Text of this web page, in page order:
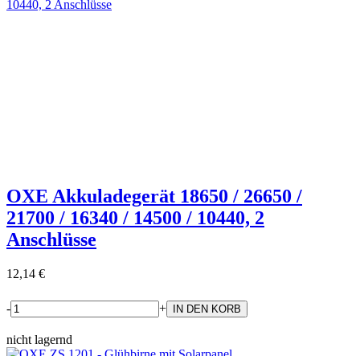
OXE Akkuladegerät 18650 / 26650 /
21700 / 16340 / 14500 / 10440, 2
Anschlüsse
12,14 €
- +
nicht lagernd